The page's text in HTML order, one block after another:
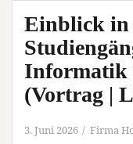
Einblick in
Informatik
(Vortrag |
3. Juni 2026 Firma